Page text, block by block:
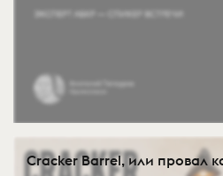
Cracker Barrel, или провал